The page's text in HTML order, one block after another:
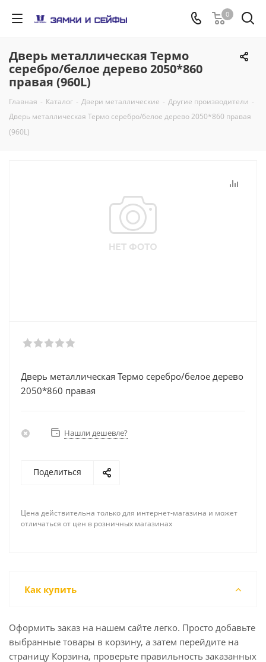
0
Дверь металлическая Термо
серебро/белое дерево 2050*860
правая (960L)
Главная - Каталог - Двери металлические - Другие производители -
Дверь металлическая Термо серебро/белое дерево 2050*860 правая
(960L)
Дверь металлическая Термо серебро/белое дерево
2050*860 правая
Нашли дешевле?
Поделиться
Цена действительна только для интернет-магазина и может
отличаться от цен в розничных магазинах
Как купить
Оформить заказ на нашем сайте легко. Просто добавьте
выбранные товары в корзину, а затем перейдите на
страницу Корзина, проверьте правильность заказанных